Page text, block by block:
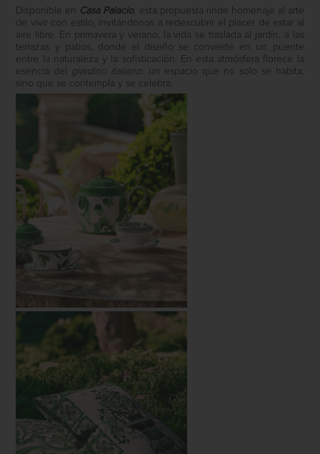
Disponible en Casa Palacio, esta propuesta rinde homenaje al arte
de vivir con estilo, invitándonos a redescubrir el placer de estar al
aire libre. En primavera y verano, la vida se traslada al jardín, a las
terrazas y patios, donde el diseño se convierte en un puente
entre la naturaleza y la sofisticación. En esta atmósfera florece la
esencia del
giardino italiano: un espacio que no solo se habita,
sino que se contempla y se celebra.